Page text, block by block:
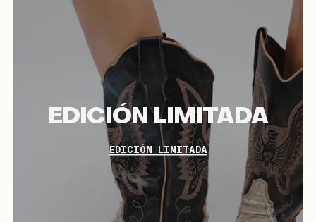
EDICIÓN LIMITADA
EDICIÓN LIMITADA